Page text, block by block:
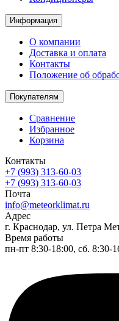
Информация
О компании
Доставка и оплата
Контакты
Положение об
Покупателям
Сравнение
Избранное
Корзина
Контакты
+7 (993) 313-60-03
+7 (993) 313-60-03
Почта
info@meteorklimat.ru
Адрес
г. Краснодар, ул. Петра
Время работы
пн-пт 8:30-18:00, сб. 8:30-